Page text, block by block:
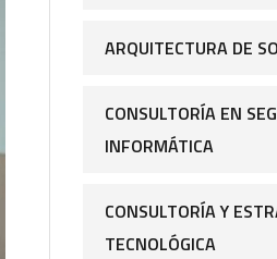
ARQUITECTURA DE
CONSULTORÍA EN
INFORMÁTICA
CONSULTORÍA Y
TECNOLÓGICA